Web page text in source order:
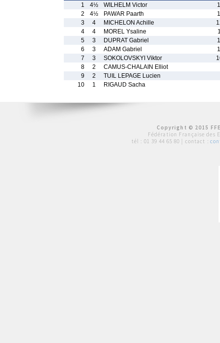
1
4½ WILHELM Victor
2
4½ PAWAR Paarth
3
4 MICHELON Achille
4
4 MOREL Ysaline
5
3 DUPRAT Gabriel
6
3 ADAM Gabriel
7
3 SOKOLOVSKYI Viktor
8
2
CAMUS-CHALAIN Elliot
9
2
TUIL LEPAGE Lucien
10
1 RIGAUD Sacha
Copyright © 2015
Fédération Française des
tél : 01 39 44 65 80 | contact :